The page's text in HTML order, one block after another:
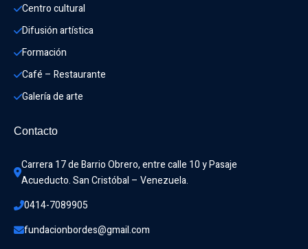
Centro cultural
Difusión artística
Formación
Café – Restaurante
Galería de arte
Contacto
Carrera 17 de Barrio Obrero, entre calle 10 y Pasaje
Acueducto. San Cristóbal – Venezuela.
0414-7089905
fundacionbordes@gmail.com